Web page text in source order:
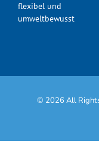
flexibel und
umweltbewusst
© 2026 All